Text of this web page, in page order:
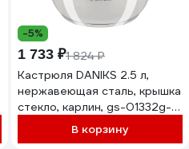
-5%
1 733 ₽1 824 ₽
Кастрюля DANIKS 2.5 л,
нержавеющая сталь, крышка
стекло, карлин, gs-01332g-
18, индукция 397608
В корзину